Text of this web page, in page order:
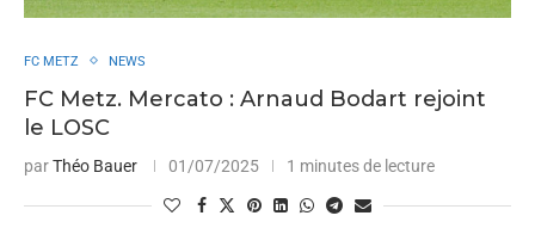
FC METZ NEWS
FC Metz. Mercato : Arnaud Bodart rejoint
le LOSC
parThéo Bauer 01/07/2025 1 minutes de lecture